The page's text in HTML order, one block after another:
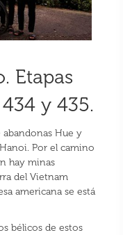
Etapas
y 435.
Hue y
Por el camino
hay minas
del Vietnam
americana se está
bélicos de estos